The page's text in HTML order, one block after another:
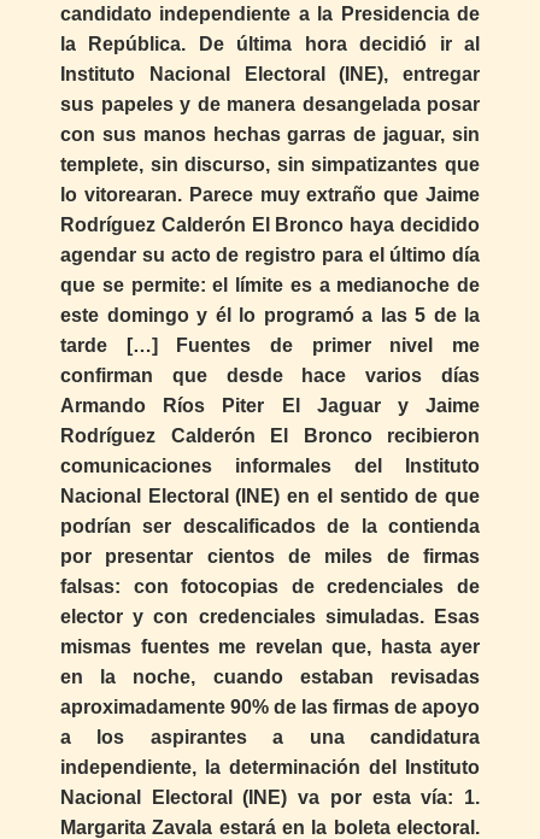
candidato independiente a la Presidencia de
la República. De última hora decidió ir al
Instituto Nacional Electoral (INE), entregar
sus papeles y de manera desangelada posar
con sus manos hechas garras de jaguar, sin
templete, sin discurso, sin simpatizantes que
lo vitorearan. Parece muy extraño que Jaime
Rodríguez Calderón El Bronco haya decidido
agendar su acto de registro para el último día
que se permite: el límite es a medianoche de
este domingo y él lo programó a las 5 de la
tarde […] Fuentes de primer nivel me
confirman que desde hace varios días
Armando Ríos Piter El Jaguar y Jaime
Rodríguez Calderón El Bronco recibieron
comunicaciones informales del Instituto
Nacional Electoral (INE) en el sentido de que
podrían ser descalificados de la contienda
por presentar cientos de miles de firmas
falsas: con fotocopias de credenciales de
elector y con credenciales simuladas. Esas
mismas fuentes me revelan que, hasta ayer
en la noche, cuando estaban revisadas
aproximadamente 90% de las firmas de apoyo
a los aspirantes a una candidatura
independiente, la determinación del Instituto
Nacional Electoral (INE) va por esta vía: 1.
Margarita Zavala estará en la boleta electoral.